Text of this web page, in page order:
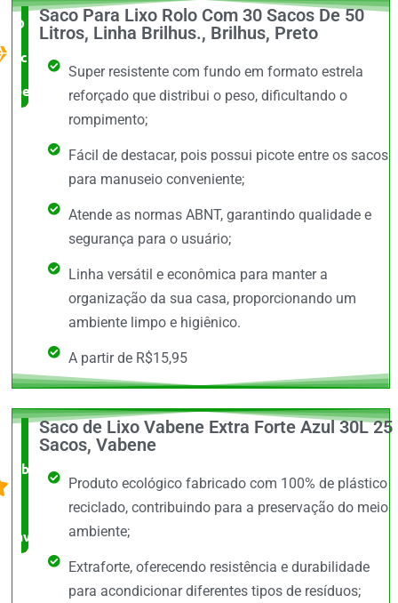
O Melhor
custo x
benefício
Saco Para Lixo Rolo Com 30 Sacos De 50
Litros, Linha Brilhus., Brilhus, Preto
Super resistente com fundo em formato estrela
reforçado que distribui o peso, dificultando o
rompimento;
Fácil de destacar, pois possui picote entre os sacos
para manuseio conveniente;
Atende as normas ABNT, garantindo qualidade e
segurança para o usuário;
Linha versátil e econômica para manter a
organização da sua casa, proporcionando um
ambiente limpo e higiênico.
A partir de R$15,95
O +
barato,
avaliado!
Saco de Lixo Vabene Extra Forte Azul 30L 25
Sacos, Vabene
Produto ecológico fabricado com 100% de plástico
reciclado, contribuindo para a preservação do meio
ambiente;
Extraforte, oferecendo resistência e durabilidade
para acondicionar diferentes tipos de resíduos;